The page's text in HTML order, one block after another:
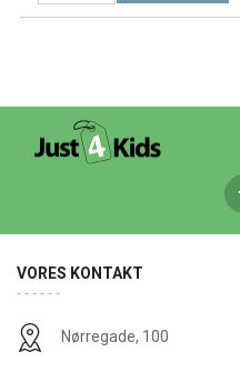
VORES KONTAKT
Nørregade, 100